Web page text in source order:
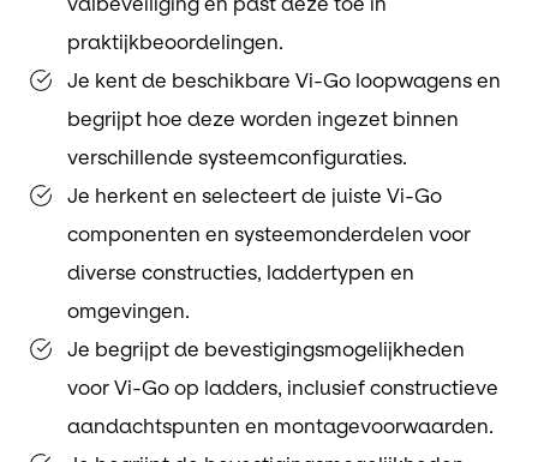
praktijkbeoordelingen.
Je kent de beschikbare Vi-Go loopwagens en
begrijpt hoe deze worden ingezet binnen
verschillende systeemconfiguraties.
Je herkent en selecteert de juiste Vi-Go
componenten en systeemonderdelen voor
diverse constructies, laddertypen en
omgevingen.
Je begrijpt de bevestigingsmogelijkheden
voor Vi-Go op ladders, inclusief constructieve
aandachtspunten en montagevoorwaarden.